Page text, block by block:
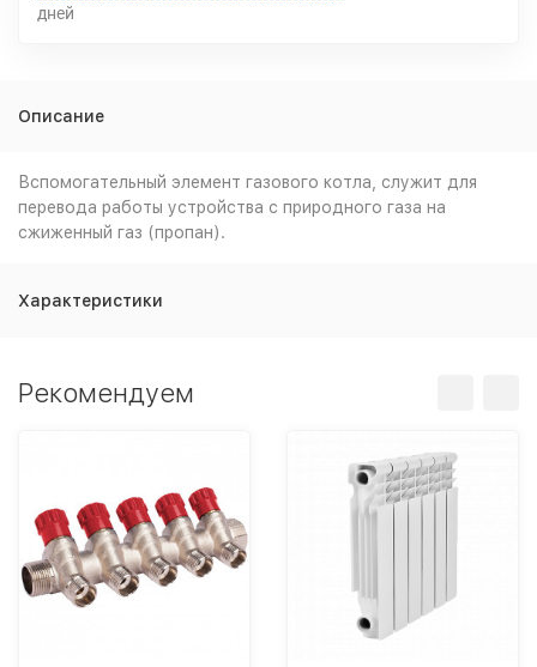
дней
Описание
Вспомогательный элемент газового котла, служит для
перевода работы устройства с природного газа на
сжиженный газ (пропан).
Характеристики
Рекомендуем